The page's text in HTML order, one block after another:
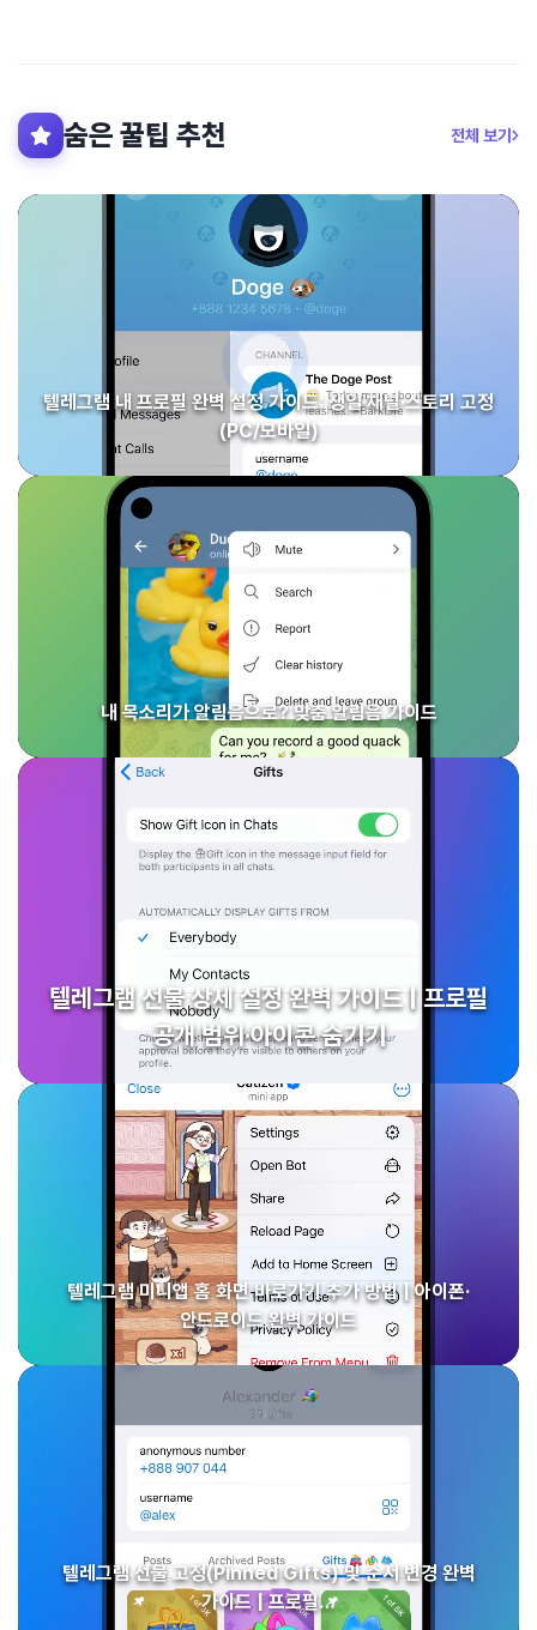
숨은 꿀팁 추천 전체 보기
텔레그램 내 프로필 완벽 설정 가이드: 생일·채널·스토리 고정
(PC/모바일)
내 목소리가 알림음으로? 맞춤 알림음 가이드
텔레그램 선물 상세 설정 완벽 가이드 | 프로필
공개 범위·아이콘 숨기기
텔레그램 미니앱 홈 화면 바로가기 추가 방법 | 아이폰·
안드로이드 완벽 가이드
텔레그램 선물 고정(Pinned Gifts) 및 순서 변경 완벽
가이드 | 프로필…